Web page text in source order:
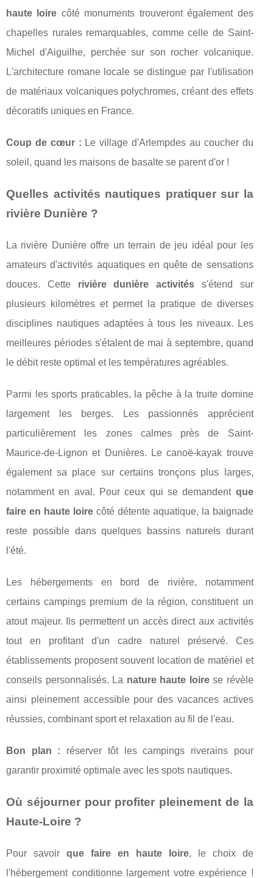
haute loire côté monuments trouveront également des
chapelles rurales remarquables, comme celle de Saint-
Michel d'Aiguilhe, perchée sur son rocher volcanique.
L'architecture romane locale se distingue par l'utilisation
de matériaux volcaniques polychromes, créant des effets
décoratifs uniques en France.
Coup de cœur : Le village d'Arlempdes au coucher du
soleil, quand les maisons de basalte se parent d'or !
Quelles activités nautiques pratiquer sur la
rivière Dunière ?
La rivière Dunière offre un terrain de jeu idéal pour les
amateurs d'activités aquatiques en quête de sensations
douces. Cette rivière dunière activités s'étend sur
plusieurs kilomètres et permet la pratique de diverses
disciplines nautiques adaptées à tous les niveaux. Les
meilleures périodes s'étalent de mai à septembre, quand
le débit reste optimal et les températures agréables.
Parmi les sports praticables, la pêche à la truite domine
largement les berges. Les passionnés apprécient
particulièrement les zones calmes près de Saint-
Maurice-de-Lignon et Dunières. Le canoë-kayak trouve
également sa place sur certains tronçons plus larges,
notamment en aval. Pour ceux qui se demandent que
faire en haute loirecôté détente aquatique, la baignade
reste possible dans quelques bassins naturels durant
l'été.
Les hébergements en bord de rivière, notamment
certains campings premium de la région, constituent un
atout majeur. Ils permettent un accès direct aux activités
tout en profitant d'un cadre naturel préservé. Ces
établissements proposent souvent location de matériel et
conseils personnalisés. La nature haute loirese révèle
ainsi pleinement accessible pour des vacances actives
réussies, combinant sport et relaxation au fil de l'eau.
Bon plan : réserver tôt les campings riverains pour
garantir proximité optimale avec les spots nautiques.
Où séjourner pour profiter pleinement de la
Haute-Loire ?
Pour savoir que faire en haute loire, le choix de
l'hébergement conditionne largement votre expérience !